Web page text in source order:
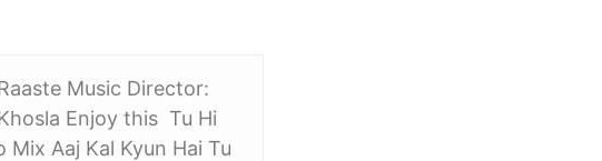
Music Director:
Enjoy this Tu Hi
Aaj Kal Kyun Hai Tu